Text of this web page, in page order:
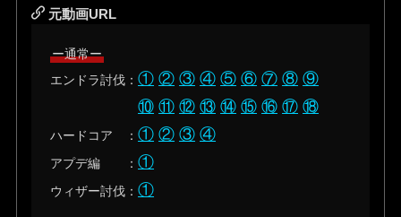
元動画URL
ー通常ー
エンドラ討伐：① ② ③ ④ ⑤ ⑥ ⑦ ⑧ ⑨
⑩ ⑪ ⑫ ⑬ ⑭ ⑮ ⑯ ⑰ ⑱
ハードコア ：① ② ③ ④
アプデ編 ：①
ウィザー討伐：①